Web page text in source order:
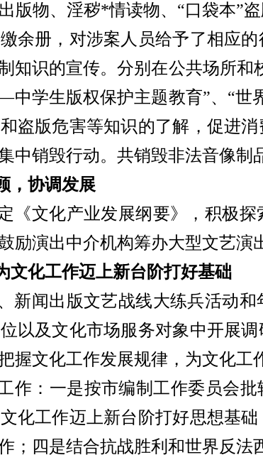
版物、淫秽*情读物、“口袋本”
余册，对涉案人员给予了相应
知识的宣传。分别在公共场所
学生版权保护主题教育”、“世
盗版危害等知识的了解，促进
中销毁行动。共销毁非法音像制
，协调发展
《文化产业发展纲要》，积极
励演出中介机构筹办大型文艺演
文化工作迈上新台阶打好基础
闻出版文艺战线大练兵活动和
以及文化市场服务对象中开展
握文化工作发展规律，为文化工
作：一是按市编制工作委员会批
化工作迈上新台阶打好思想基
；四是结合抗战胜利和世界反法